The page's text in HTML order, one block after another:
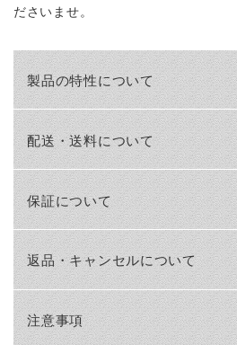
ださいませ。
製品の特性について
配送・送料について
保証について
返品・キャンセルについて
注意事項